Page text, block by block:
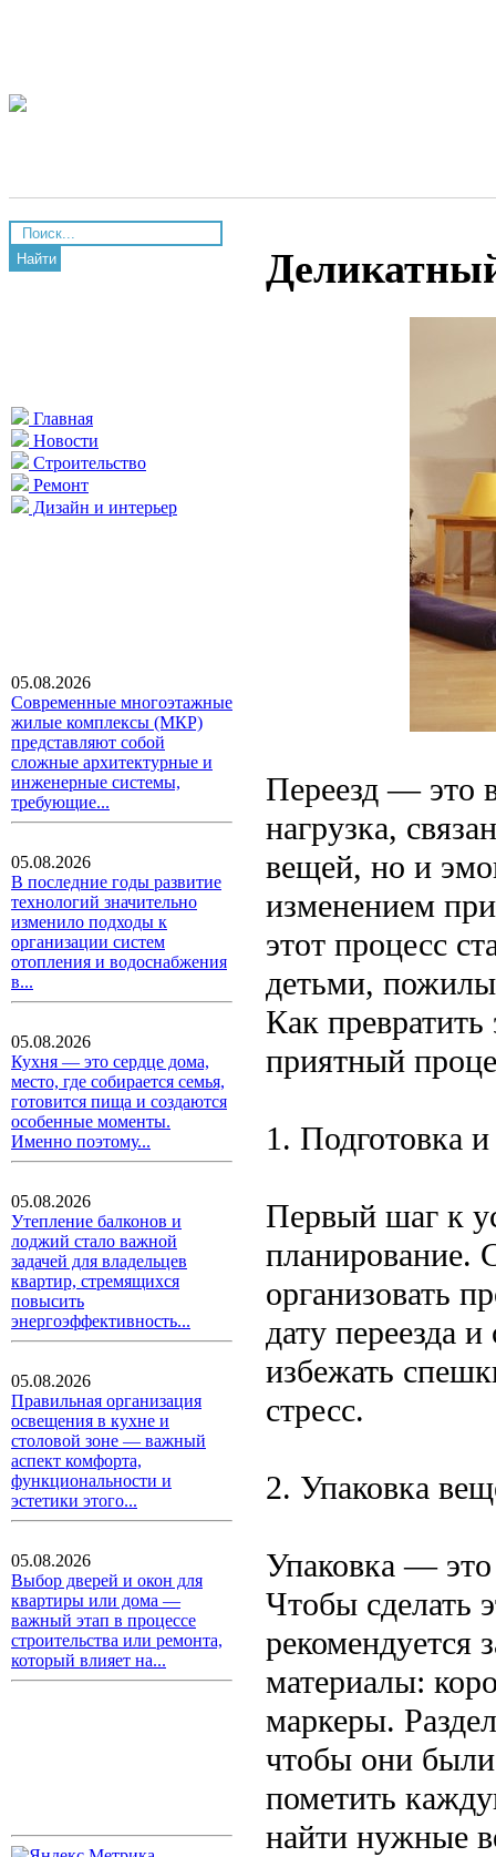
Найти
Главная
Новости
Строительство
Ремонт
Дизайн и интерьер
05.08.2026
Современные многоэтажные
жилые комплексы (МКР)
представляют собой
сложные архитектурные и
инженерные системы,
требующие...
05.08.2026
В последние годы развитие
технологий значительно
изменило подходы к
организации систем
отопления и водоснабжения
в...
05.08.2026
Кухня — это сердце дома,
место, где собирается семья,
готовится пища и создаются
особенные моменты.
Именно поэтому...
05.08.2026
Утепление балконов и
лоджий стало важной
задачей для владельцев
квартир, стремящихся
повысить
энергоэффективность...
05.08.2026
Правильная организация
освещения в кухне и
столовой зоне — важный
аспект комфорта,
функциональности и
эстетики этого...
05.08.2026
Выбор дверей и окон для
квартиры или дома —
важный этап в процессе
строительства или ремонта,
который влияет на...
Переезд — это
нагрузка,
вещей, но и
изменением
этот процесс
детьми,
Как
приятный
1. Подготовка
Первый шаг к
планирование.
организовать
дату переезда
избежать
стресс.
2. Упаковка
Упаковка —
Чтобы сделать
рекомендуется
материалы:
маркеры.
чтобы они
пометить
найти нужные